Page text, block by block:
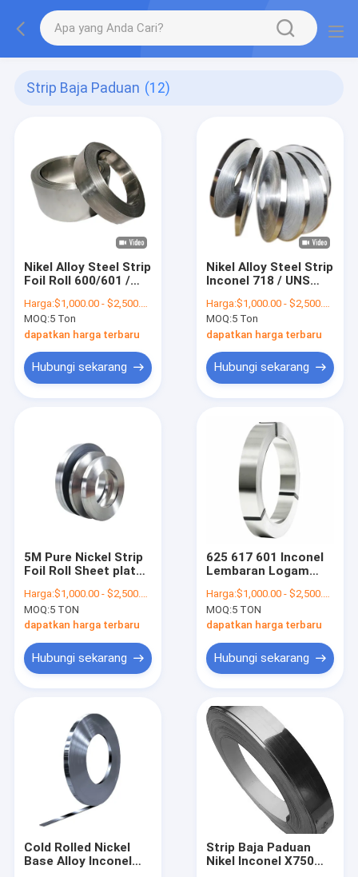
Strip Baja Paduan (12)
Nikel Alloy Steel Strip
Foil Roll 600/601 /
Coil Slit Edge
Harga:$1,000.00 - $2,500.00/Tons
MOQ:5 Ton
dapatkan harga terbaru
Hubungi sekarang
Nikel Alloy Steel Strip
Inconel 718 / UNS
Coil Slit Edge
Harga:$1,000.00 - $2,500.00/Tons
MOQ:5 Ton
dapatkan harga terbaru
Hubungi sekarang
5M Pure Nickel Strip
Foil Roll Sheet plate
Harga:$1,000.00 - $2,500.00/Tons
MOQ:5 TON
dapatkan harga terbaru
Hubungi sekarang
625 617 601 Inconel
Lembaran Logam
718 625 Cerah
Paduan Coil Strip
80mm
Harga:$1,000.00 - $2,500.00/Tons
MOQ:5 TON
dapatkan harga terbaru
Hubungi sekarang
Cold Rolled Nickel
Base Alloy Inconel
Strip Baja Paduan
Nikel Inconel X750